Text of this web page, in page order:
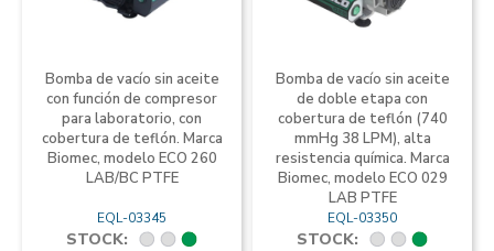
Bomba de vacío sin aceite
con función de compresor
para laboratorio, con
cobertura de teflón. Marca
Biomec, modelo ECO 260
LAB/BC PTFE
EQL-03345
STOCK:
Bomba de vacío sin aceite
de doble etapa con
cobertura de teflón (740
mmHg 38 LPM), alta
resistencia química. Marca
Biomec, modelo ECO 029
LAB PTFE
EQL-03350
STOCK: